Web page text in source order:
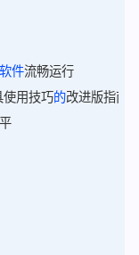
软件流畅运行
使用技巧的改进版指南